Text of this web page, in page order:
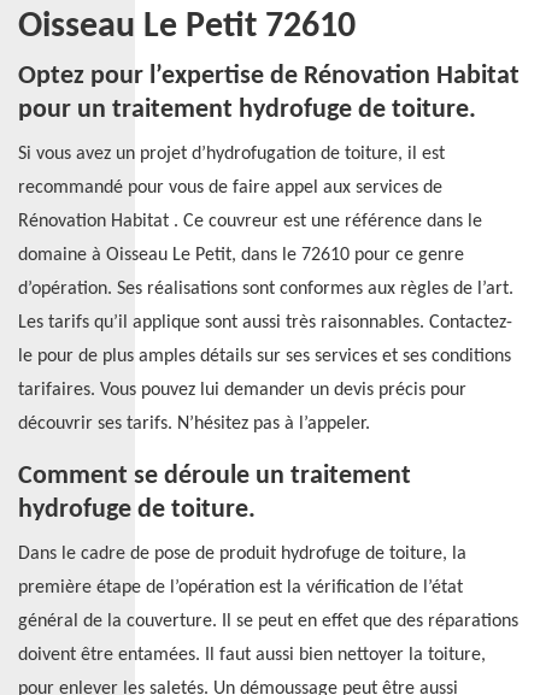
Oisseau Le Petit 72610
Optez pour l’expertise de Rénovation Habitat
pour un traitement hydrofuge de toiture.
Si vous avez un projet d’hydrofugation de toiture, il est
recommandé pour vous de faire appel aux services de
Rénovation Habitat . Ce couvreur est une référence dans le
domaine à Oisseau Le Petit, dans le 72610 pour ce genre
d’opération. Ses réalisations sont conformes aux règles de l’art.
Les tarifs qu’il applique sont aussi très raisonnables. Contactez-
le pour de plus amples détails sur ses services et ses conditions
tarifaires. Vous pouvez lui demander un devis précis pour
découvrir ses tarifs. N’hésitez pas à l’appeler.
Comment se déroule un traitement
hydrofuge de toiture.
Dans le cadre de pose de produit hydrofuge de toiture, la
première étape de l’opération est la vérification de l’état
général de la couverture. Il se peut en effet que des réparations
doivent être entamées. Il faut aussi bien nettoyer la toiture,
pour enlever les saletés. Un démoussage peut être aussi